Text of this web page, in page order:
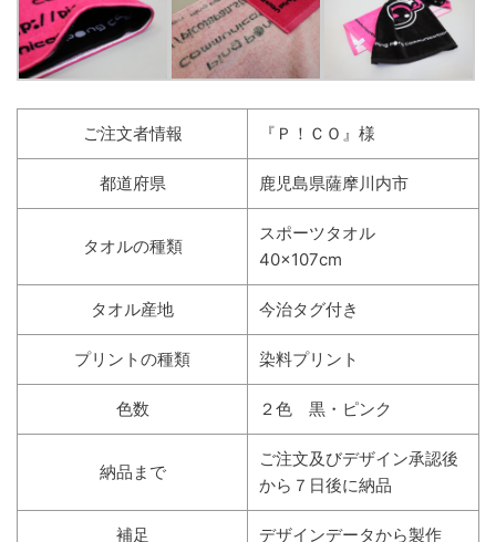
ご注文者情報 『Ｐ！ＣＯ』様
都道府県 鹿児島県薩摩川内市
タオルの種類
スポーツタオル
40×107cm
タオル産地 今治タグ付き
プリントの種類 染料プリント
色数 ２色 黒・ピンク
納品まで
ご注文及びデザイン承認後
から７日後に納品
補足 デザインデータから製作